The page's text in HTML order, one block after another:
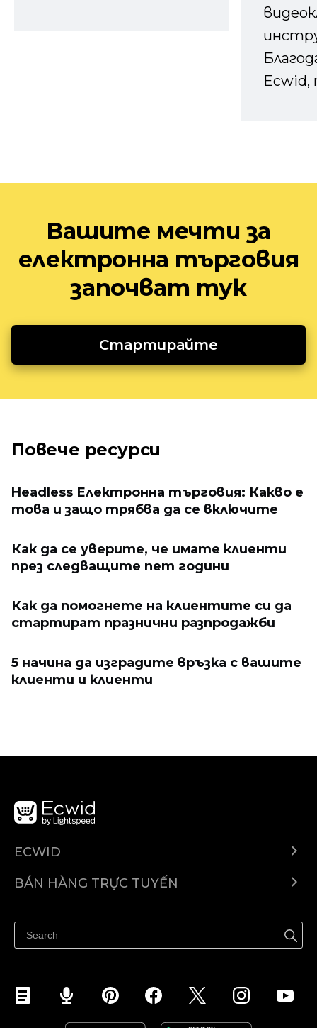
Ecwid,
Вашите мечти за
електронна търговия
започват тук
Стартирайте
Повече ресурси
Headless Електронна търговия: Какво е
това и защо трябва да се включите
Как да се уверите, че имате клиенти
през следващите пет години
Как да помогнете на клиентите си да
стартират празнични разпродажби
5 начина да изградите връзка с вашите
клиенти и клиенти
ECWID
Trung tâm trợ giúp
BÁN HÀNG TRỰC TUYẾN
Quảng bá ở bất cứ đâu
Kiểm soát mọi thứ